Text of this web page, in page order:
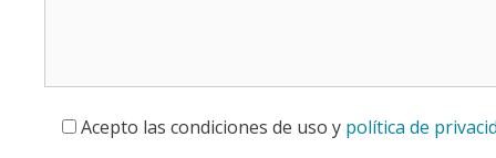
Acepto las condiciones de uso y política de